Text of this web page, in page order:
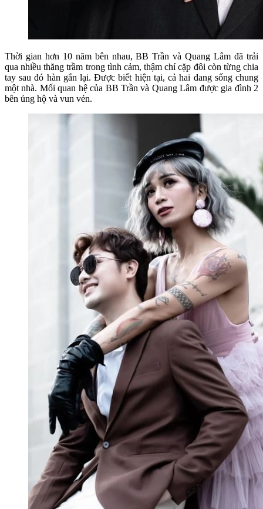
Thời gian hơn 10 năm bên nhau, BB Trần và Quang Lâm đã trải
qua nhiều thăng trầm trong tình cảm, thậm chí cặp đôi còn từng chia
tay sau đó hàn gắn lại. Được biết hiện tại, cả hai đang sống chung
một nhà. Mối quan hệ của BB Trần và Quang Lâm được gia đình 2
bên ủng hộ và vun vén.